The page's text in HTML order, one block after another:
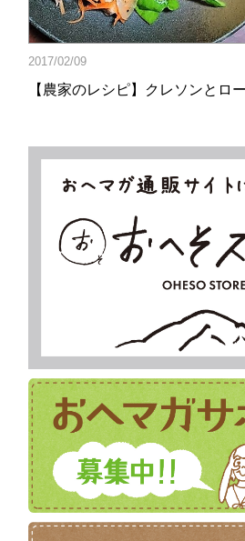
2017/02/09
【農家のレシピ】クレソンとロ